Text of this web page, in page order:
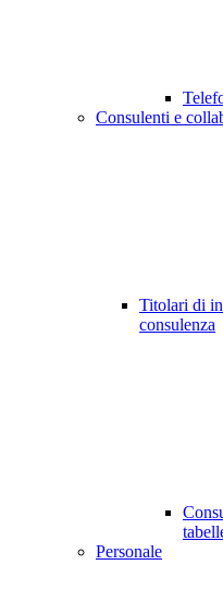
Consulenti e
Titolari di
consulenza
Personale